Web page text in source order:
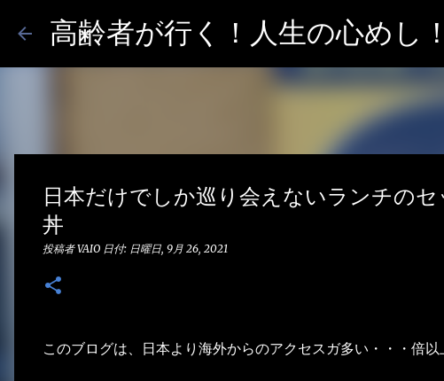
高齢者が行く！人生の心めし
日本だけでしか巡り会えないランチの
丼
投稿者VAIO 日付: 日曜日, 9月 26, 2021
このブログは、日本より海外からのアクセスガ多い・・・倍以